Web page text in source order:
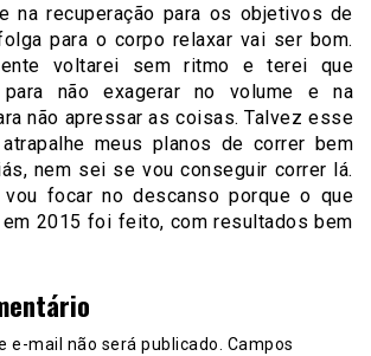
na recuperação para os objetivos de
para o corpo relaxar vai ser bom.
voltarei sem ritmo e terei que
para não exagerar no volume e na
não apressar as coisas. Talvez esse
meus planos de correr bem
nem sei se vou conseguir correr lá.
focar no descanso porque o que
2015 foi feito, com resultados bem
e-mail não será publicado. Campos